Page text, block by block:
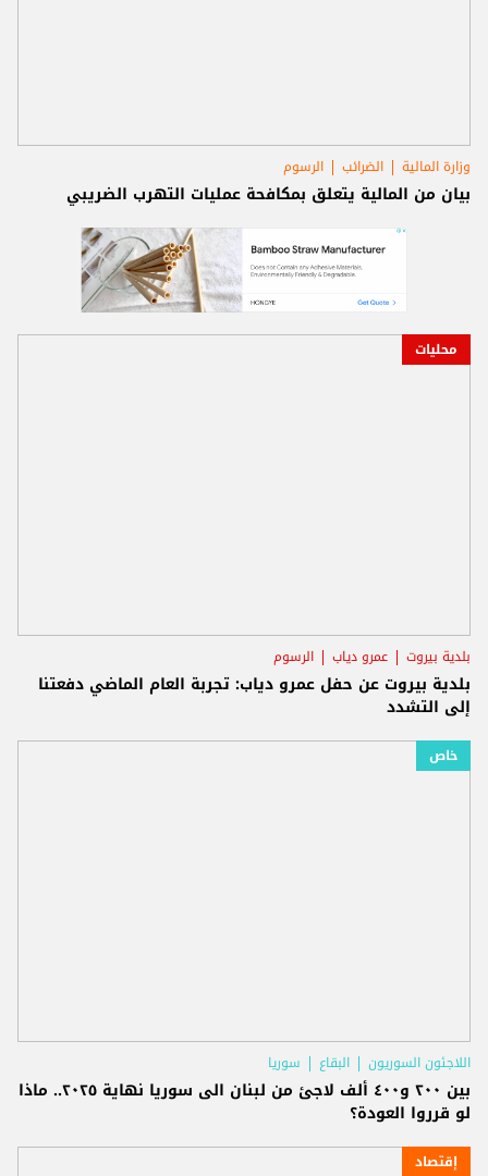
وزارة المالية الضرائب الرسوم
بيان من المالية يتعلق بمكافحة عمليات التهرب الضريبي
محليات
بلدية بيروت عمرو دياب الرسوم
بلدية بيروت عن حفل عمرو دياب: تجربة العام الماضي دفعتنا
إلى التشدد
خاص
اللاجئون السوريون البقاع سوريا
بين ٢٠٠ و٤٠٠ ألف لاجئ من لبنان الى سوريا نهاية ٢٠٢٥.. ماذا
لو قرروا العودة؟
إقتصاد